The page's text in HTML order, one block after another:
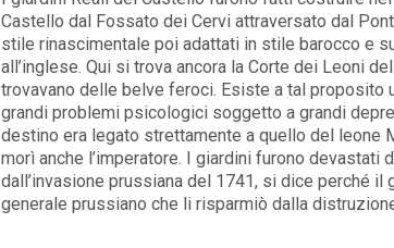
Castello dal Fossato dei Cervi attraversato dal
stile rinascimentale poi adattati in stile barocco e
all’inglese. Qui si trova ancora la Corte dei Leoni
trovavano delle belve feroci. Esiste a tal proposito
grandi problemi psicologici soggetto a grandi
destino era legato strettamente a quello del leone
morì anche l’imperatore. I giardini furono devastati
dall’invasione prussiana del 1741, si dice perché il
generale prussiano che li risparmiò dalla